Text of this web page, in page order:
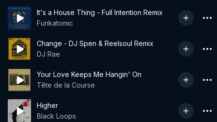
It's a House Thing - Full Intention Remix
Funkatomic
Change - DJ Spen & Reelsoul Remix
DJ Rae
Your Love Keeps Me Hangin' On
Tête de la Course
Higher
Black Loops